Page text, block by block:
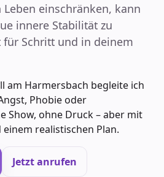
einschränken, kann
innere Stabilität zu
für Schritt und in deinem
am Harmersbach begleite ich
Phobie oder
Show, ohne Druck – aber mit
realistischen Plan.
Jetzt anrufen